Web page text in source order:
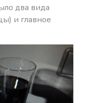
два вида
и главное